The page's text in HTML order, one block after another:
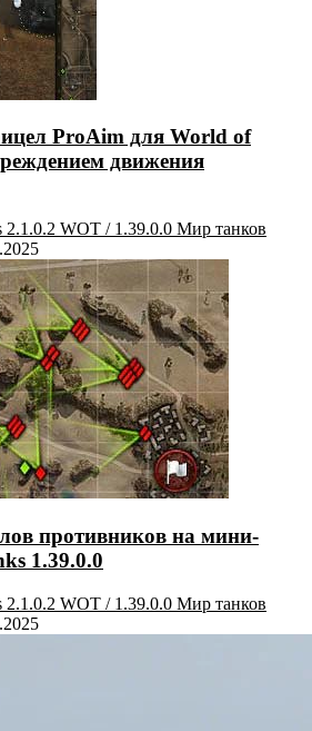
ProAim для World of
движения
WOT / 1.39.0.0 Мир танков
противников на мини-
1.39.0.0
WOT / 1.39.0.0 Мир танков